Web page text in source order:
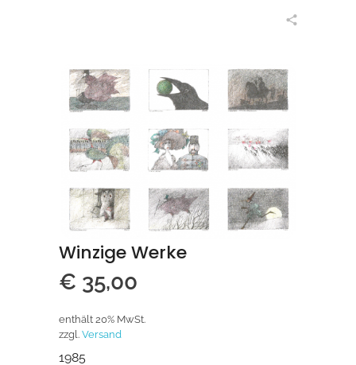
Winzige Werke
€ 35,00
enthält 20% MwSt.
zzgl. Versand
1985